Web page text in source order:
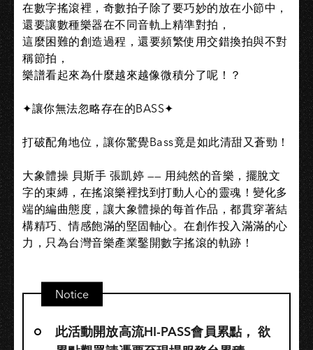
在數字搖滾裡，奇數拍子除了要巧妙的放在小節中，​
還要讓數種樂器在不同音軌上精準對拍，​
這麼困難的創造過程，還要頻繁使用交錯換拍與不對
稱節拍，​
樂譜看起來為什麼越來越像微積分了呢！？​
✦讓你無法忽略存在的BASS✦​
打破配角地位，讓你驚覺Bass竟是如此清甜又蒼勁！​
大象體操 貝斯手 張凱婷 —— 用純然的音樂，擺脫文
字的束縛，在搖滾樂裡找到打動人心的靈魂！變化多
端的編曲態度，讓大象體操的每首作品，都貫穿著結
構精巧、情感飽滿的堅固軸心。在創作投入滿滿的心
力，只為台灣音樂產業鑿開數字搖滾的軌跡！​
Notice
此活動開放高流HI-PASS會員累點，​ 欲